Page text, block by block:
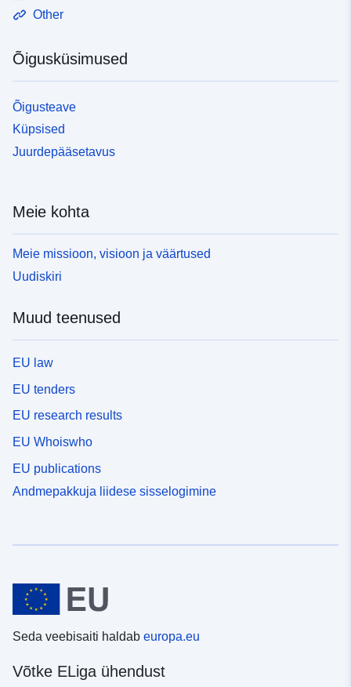
Other
Õigusküsimused
Õigusteave
Küpsised
Juurdepääsetavus
Meie kohta
Meie missioon, visioon ja väärtused
Uudiskiri
Muud teenused
EU law
EU tenders
EU research results
EU Whoiswho
EU publications
Andmepakkuja liidese sisselogimine
Seda veebisaiti haldab europa.eu
Võtke ELiga ühendust